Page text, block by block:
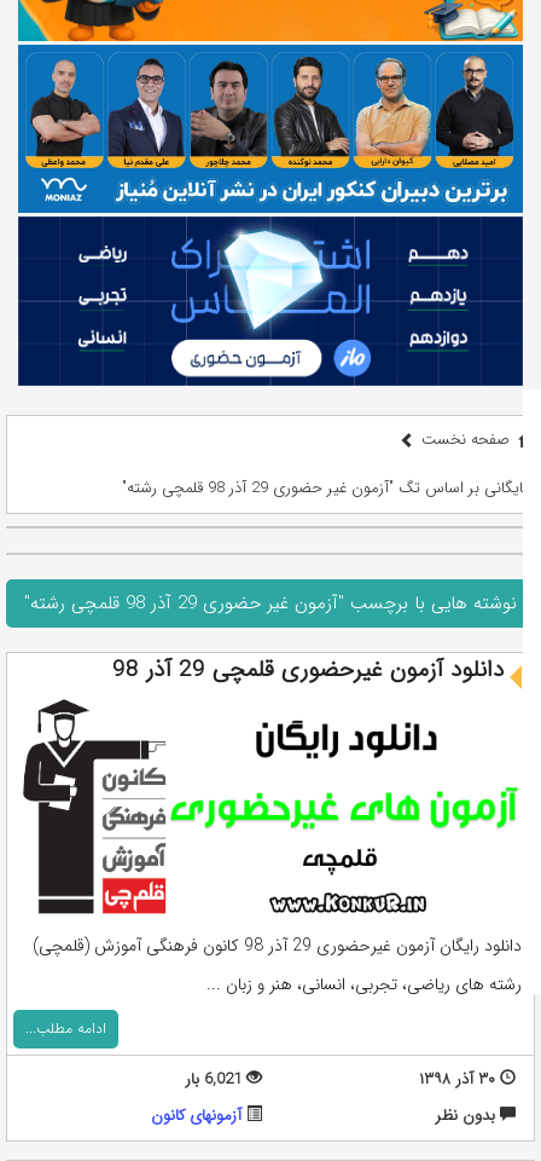
صفحه نخست
بایگانی بر اساس تگ "آزمون غیر حضوری 29 آذر 98 قلمچی رشته"
نوشته هایی با برچسب "آزمون غیر حضوری 29 آذر 98 قلمچی رشته"
دانلود آزمون غیرحضوری قلمچی 29 آذر 98
دانلود رایگان آزمون غیرحضوری 29 آذر 98 کانون فرهنگی آموزش (قلمچی)
رشته های ریاضی، تجربی، انسانی، هنر و زبان ...
ادامه مطلب...
۳۰ آذر ۱۳۹۸
6,021 بار
بدون نظر
آزمونهای کانون